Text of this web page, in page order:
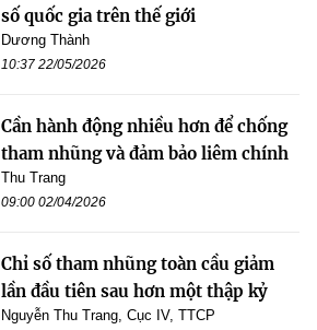
số quốc gia trên thế giới
Dương Thành
10:37 22/05/2026
Cần hành động nhiều hơn để chống
tham nhũng và đảm bảo liêm chính
Thu Trang
09:00 02/04/2026
Chỉ số tham nhũng toàn cầu giảm
lần đầu tiên sau hơn một thập kỷ
Nguyễn Thu Trang, Cục IV, TTCP